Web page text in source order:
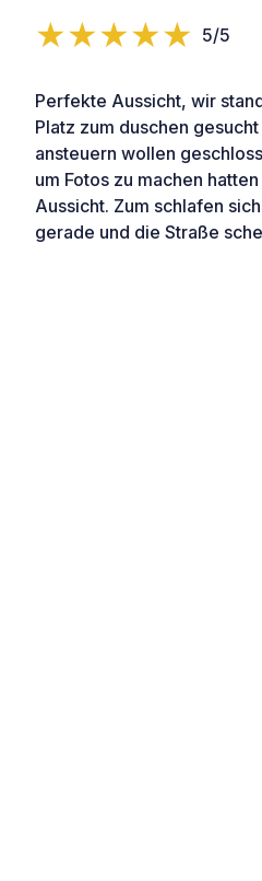
5/5
Perfekte Aussicht, wir
Platz zum duschen
ansteuern wollen
um Fotos zu machen
Aussicht. Zum schlafen
gerade und die Straße